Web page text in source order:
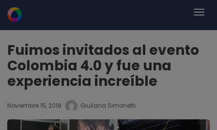
Fuimos invitados al evento
Colombia 4.0 y fue una
experiencia increíble
Noviembre 15, 2018 Giuliana Simonetti